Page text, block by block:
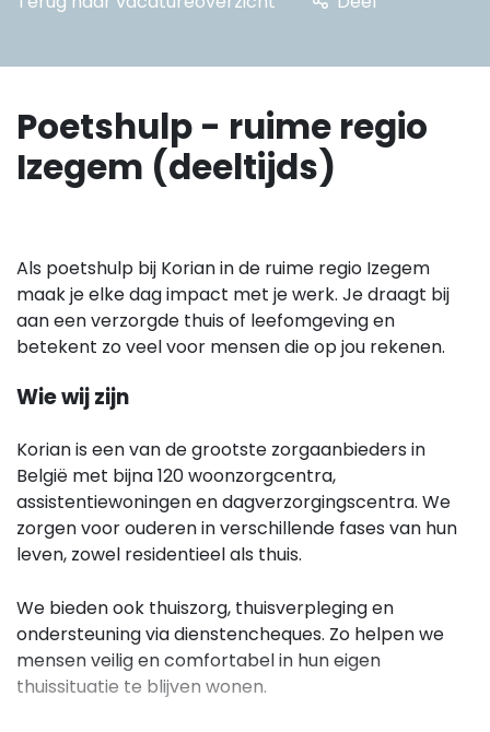
Poetshulp - ruime regio
Izegem (deeltijds)
Als poetshulp bij Korian in de ruime regio Izegem
maak je elke dag impact met je werk. Je draagt bij
aan een verzorgde thuis of leefomgeving en
betekent zo veel voor mensen die op jou rekenen.
Wie wij zijn
Korian is een van de grootste zorgaanbieders in
België met bijna 120 woonzorgcentra,
assistentiewoningen en dagverzorgingscentra. We
zorgen voor ouderen in verschillende fases van hun
leven, zowel residentieel als thuis.
We bieden ook thuiszorg, thuisverpleging en
ondersteuning via dienstencheques. Zo helpen we
mensen veilig en comfortabel in hun eigen
thuissituatie te blijven wonen.